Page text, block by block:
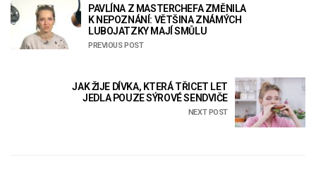
PAVLÍNA Z MASTERCHEFA ZMĚNILA
K NEPOZNÁNÍ: VĚTŠINA ZNÁMÝCH
LUBOJATZKY MAJÍ SMŮLU
PREVIOUS POST
JAK ŽIJE DÍVKA, KTERÁ TŘICET LET
JEDLA POUZE SÝROVÉ SENDVIČE
NEXT POST